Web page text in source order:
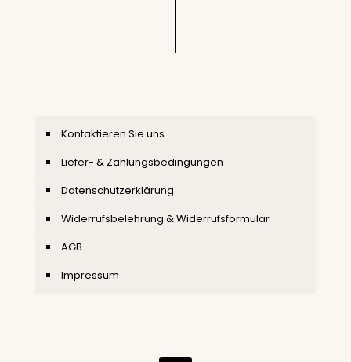
Kontaktieren Sie uns
Liefer- & Zahlungsbedingungen
Datenschutzerklärung
Widerrufsbelehrung & Widerrufsformular
AGB
Impressum